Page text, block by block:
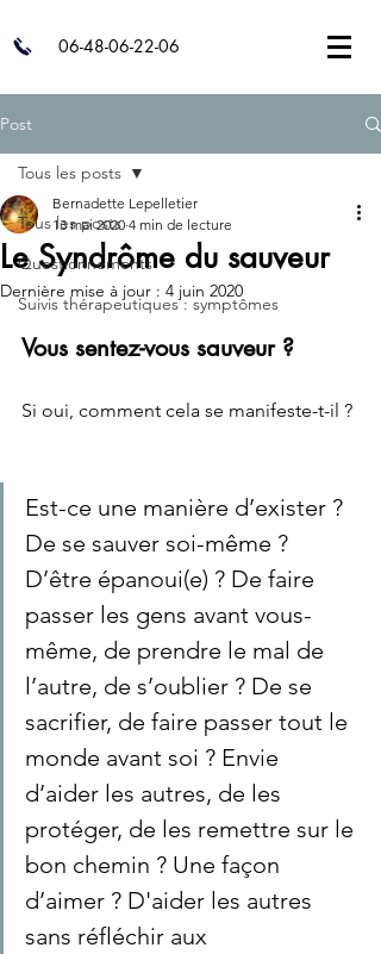
06-48-06-22-06
Post
Tous les posts
Questionnements
Suivis thérapeutiques : symptômes
Tous les posts
Le Syndrôme du sauveur
Bernadette Lepelletier
13 mai 2020 4 min de lecture
Dernière mise à jour : 4 juin 2020
Vous sentez-vous sauveur ?
Si oui, comment cela se manifeste-t-il ?
Est-ce une manière d’exister ?
De se sauver soi-même ?
D’être épanoui(e) ? De faire
passer les gens avant vous-
même, de prendre le mal de
l’autre, de s’oublier ? De se
sacrifier, de faire passer tout le
monde avant soi ? Envie
d’aider les autres, de les
protéger, de les remettre sur le
bon chemin ? Une façon
d’aimer ? D'aider les autres
sans réfléchir aux